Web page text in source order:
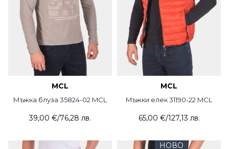
MCL
Мъжка блуза 35824-02 MCL
39,00 €/76,28 лв.
MCL
Мъжки елек 31190-22 MCL
65,00 €/127,13 лв.
НОВО